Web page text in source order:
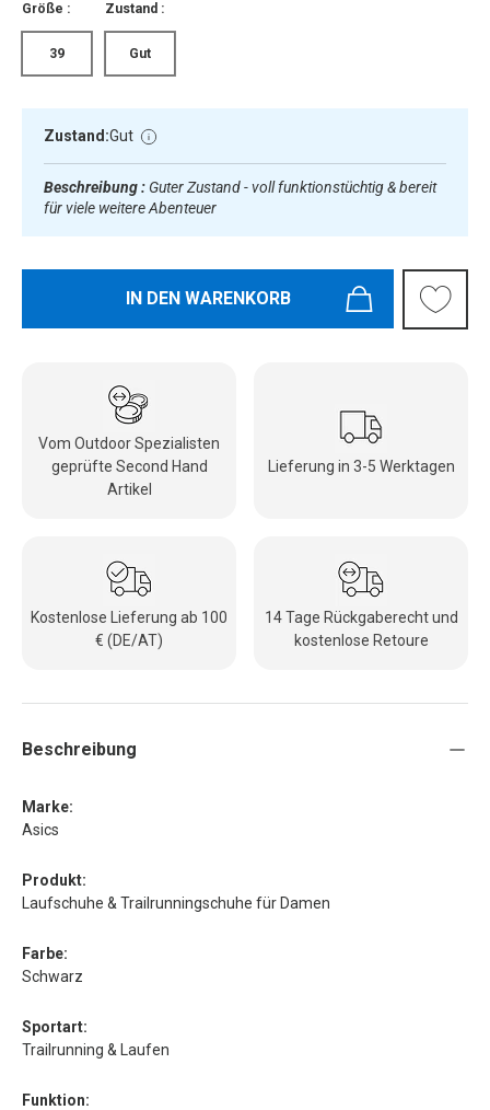
Größe :
39
Zustand :
Gut
Zustand:Gut
Beschreibung : Guter Zustand - voll funktionstüchtig & bereit
für viele weitere Abenteuer
IN DEN WARENKORB
Vom Outdoor Spezialisten
geprüfte Second Hand
Artikel
Lieferung in 3-5 Werktagen
Kostenlose Lieferung ab 100
€ (DE/AT)
14 Tage Rückgaberecht und
kostenlose Retoure
Beschreibung
Marke:
Asics
Produkt:
Laufschuhe & Trailrunningschuhe für Damen
Farbe:
Schwarz
Sportart:
Trailrunning & Laufen
Funktion: